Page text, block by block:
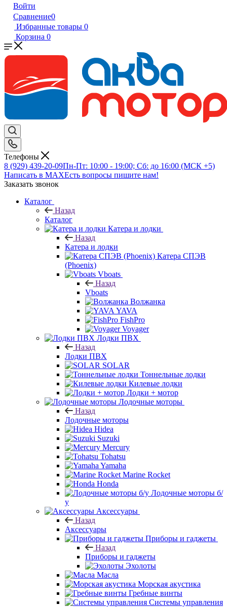
Войти
Сравнение0
Избранные товары 0
Корзина 0
Телефоны
8 (929) 439-20-09Пн-Пт: 10:00 - 19:00; Сб: до 16:00 (МСК +5)
Написать в MAXЕсть вопросы пишите нам!
Заказать звонок
Каталог
Назад
Каталог
Катера и лодки
Назад
Катера и лодки
Катера СПЭВ
(Phoenix)
Vboats
Назад
Vboats
Волжанка
YAVA
FishPro
Voyager
Лодки ПВХ
Назад
Лодки ПВХ
SOLAR
Тоннельные лодки
Килевые лодки
Лодки + мотор
Лодочные моторы
Назад
Лодочные моторы
Hidea
Suzuki
Mercury
Tohatsu
Yamaha
Marine Rocket
Honda
Лодочные моторы б/
у
Аксессуары
Назад
Аксессуары
Приборы и гаджеты
Назад
Приборы и гаджеты
Эхолоты
Масла
Морская акустика
Гребные винты
Системы управления